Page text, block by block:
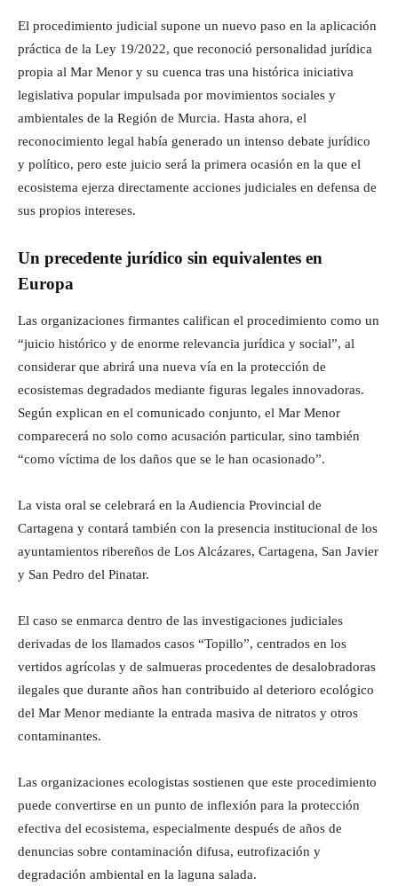
El procedimiento judicial supone un nuevo paso en la aplicación
práctica de la Ley 19/2022, que reconoció personalidad jurídica
propia al Mar Menor y su cuenca tras una histórica iniciativa
legislativa popular impulsada por movimientos sociales y
ambientales de la Región de Murcia. Hasta ahora, el
reconocimiento legal había generado un intenso debate jurídico
y político, pero este juicio será la primera ocasión en la que el
ecosistema ejerza directamente acciones judiciales en defensa de
sus propios intereses.
Un precedente jurídico sin equivalentes en
Europa
Las organizaciones firmantes califican el procedimiento como un
“juicio histórico y de enorme relevancia jurídica y social”, al
considerar que abrirá una nueva vía en la protección de
ecosistemas degradados mediante figuras legales innovadoras.
Según explican en el comunicado conjunto, el Mar Menor
comparecerá no solo como acusación particular, sino también
“como víctima de los daños que se le han ocasionado”.
La vista oral se celebrará en la Audiencia Provincial de
Cartagena y contará también con la presencia institucional de los
ayuntamientos ribereños de Los Alcázares, Cartagena, San Javier
y San Pedro del Pinatar.
El caso se enmarca dentro de las investigaciones judiciales
derivadas de los llamados casos “Topillo”, centrados en los
vertidos agrícolas y de salmueras procedentes de desalobradoras
ilegales que durante años han contribuido al deterioro ecológico
del Mar Menor mediante la entrada masiva de nitratos y otros
contaminantes.
Las organizaciones ecologistas sostienen que este procedimiento
puede convertirse en un punto de inflexión para la protección
efectiva del ecosistema, especialmente después de años de
denuncias sobre contaminación difusa, eutrofización y
degradación ambiental en la laguna salada.